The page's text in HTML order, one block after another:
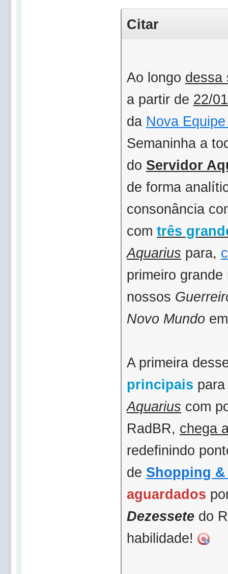
Citar
Ao longo dessa
a partir de 22/01
da Nova
Semaninha a
do Servidor
de forma
consonância
com três
Aquarius para,
primeiro
nossos
Novo Mundo
A primeira
principais
Aquarius com
RadBR, chega
redefinindo
de Shopping
aguardados
Dezessete do
habilidade!